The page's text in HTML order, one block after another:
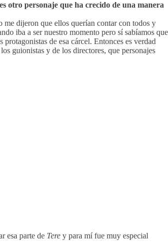
es otro personaje que ha crecido de una manera
me dijeron que ellos querían contar con todos y
iba a ser nuestro momento pero sí sabíamos que
de esa cárcel. Entonces es verdad
guionistas y de los directores, que personajes
esa parte de Tere y para mí fue muy especial